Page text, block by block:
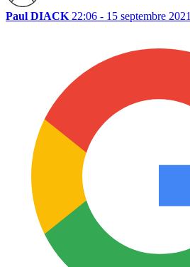
Paul DIACK 22:06 - 15 septembre 2021